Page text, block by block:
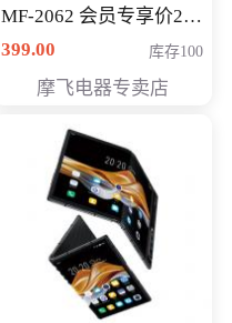
MF-2062 会员专享价268
元
399.00 库存100
摩飞电器专卖店